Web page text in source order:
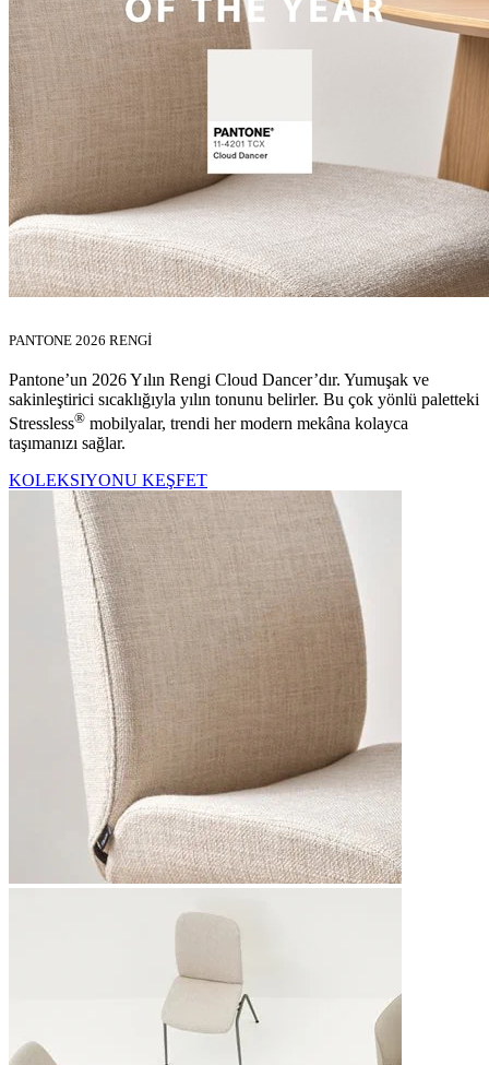
PANTONE 2026 RENGİ
Pantone’un 2026 Yılın Rengi Cloud Dancer’dır. Yumuşak ve
sakinleştirici sıcaklığıyla yılın tonunu belirler. Bu çok yönlü paletteki
Stressless® mobilyalar, trendi her modern mekâna kolayca
taşımanızı sağlar.
KOLEKSIYONU KEŞFET